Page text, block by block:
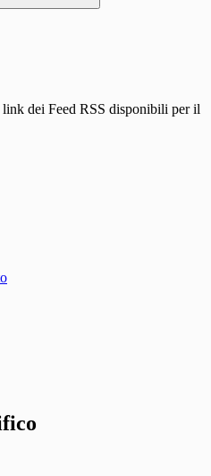
link dei Feed RSS disponibili per il